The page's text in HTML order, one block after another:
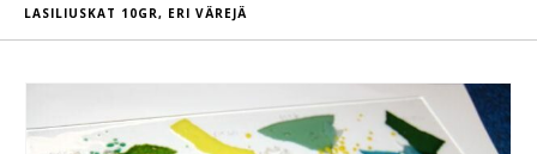
LASILIUSKAT 10GR, ERI VÄREJÄ